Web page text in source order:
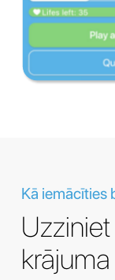
Kā iemācīties